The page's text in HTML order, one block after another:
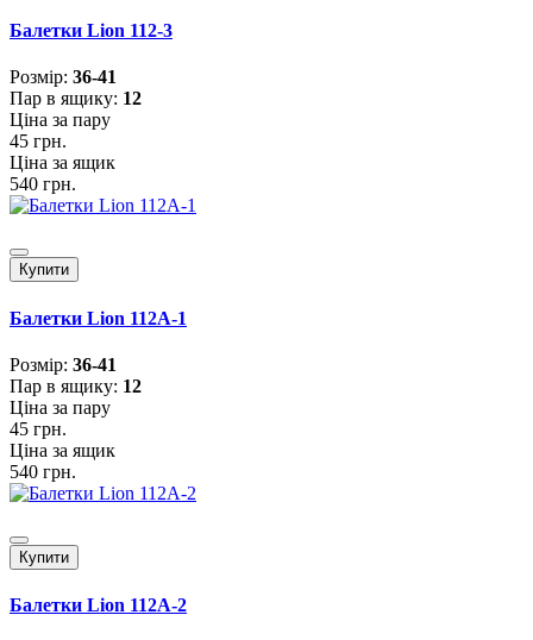
Балетки Lion 112-3
Розмiр: 36-41
Пар в ящику: 12
Ціна за пару
45 грн.
Ціна за ящик
540 грн.
Купити
Балетки Lion 112A-1
Розмiр: 36-41
Пар в ящику: 12
Ціна за пару
45 грн.
Ціна за ящик
540 грн.
Купити
Балетки Lion 112A-2